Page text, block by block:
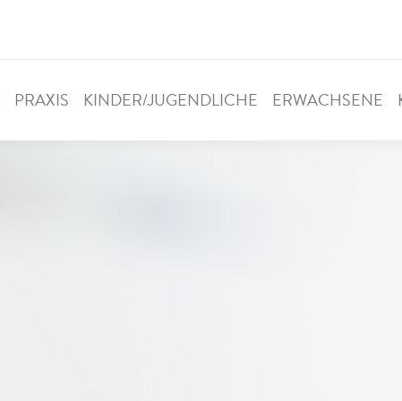
PRAXIS KINDER/JUGENDLICHE ERWACHSENE